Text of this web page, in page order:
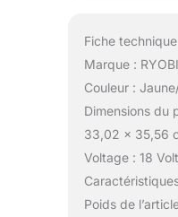
Fiche technique
Marque : RYOBI
Couleur :
Dimensions du
33,02 x 35,56
Voltage : 18
Poids de